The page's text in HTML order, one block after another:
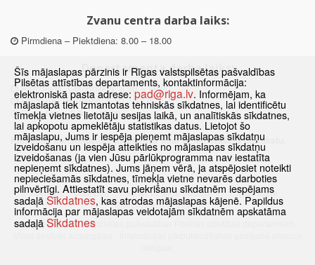
Zvanu centra darba laiks:
Pirmdiena – Piektdiena: 8.00 – 18.00
Departamenta darba laiks:
Pirmdiena, Ceturtdiena: 8.30 – 18.00
Otrdiena, Trešdiena: 8.30 – 17.00
Piektdiena: 8.30 – 15.00
Klātienes konsultācijas pieejamas tikai ar iepriekšēju pierakstu.
Sākums Jaunumi Biežāk uzdotie jautājumi
Lapas karte
Sīkdatnes
Kontakti
© 2021 Rīgas valstspilsētas pašvaldības Pilsētas attīstības departaments.
Šīs mājaslapas pārzinis ir Rīgas valstspilsētas pašvaldības
Pilsētas attīstības departaments, kontaktinformācija:
elektroniskā pasta adrese: pad@riga.lv. Informējam, ka
mājaslapā tiek izmantotas tehniskās sīkdatnes, lai identificētu
tīmekļa vietnes lietotāju sesijas laikā, un analītiskās sīkdatnes,
lai apkopotu apmeklētāju statistikas datus. Lietojot šo
mājaslapu, Jums ir iespēja pieņemt mājaslapas sīkdatņu
izveidošanu un iespēja atteikties no mājaslapas sīkdatņu
izveidošanas (ja vien Jūsu pārlūkprogramma nav iestatīta
nepieņemt sīkdatnes). Jums jāņem vērā, ja atspējosiet noteikti
nepieciešamās sīkdatnes, tīmekļa vietne nevarēs darboties
pilnvērtīgi. Attiestatīt savu piekrišanu sīkdatnēm iespējams
sadaļā Sīkdatnes, kas atrodas mājaslapas kājenē. Papildus
informācija par mājaslapas veidotajām sīkdatnēm apskatāma
sadaļā Sīkdatnes